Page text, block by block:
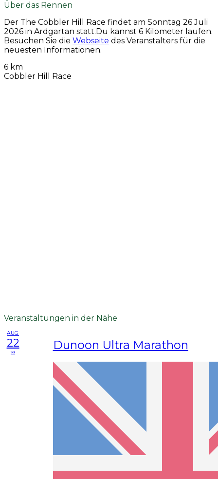
Über das Rennen
Der The Cobbler Hill Race findet am Sonntag 26 Juli
2026 in Ardgartan statt.Du kannst 6 Kilometer laufen.
Besuchen Sie die Webseite des Veranstalters für die
neuesten Informationen.
6 km
Cobbler Hill Race
Veranstaltungen in der Nähe
AUG
22
sa Dunoon Ultra Marathon